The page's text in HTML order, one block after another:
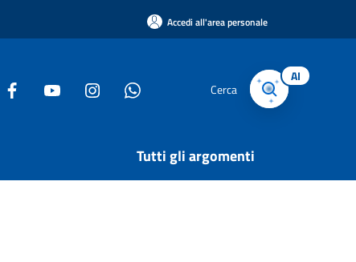
Accedi all'area personale
Cerca
AI
Tutti gli argomenti